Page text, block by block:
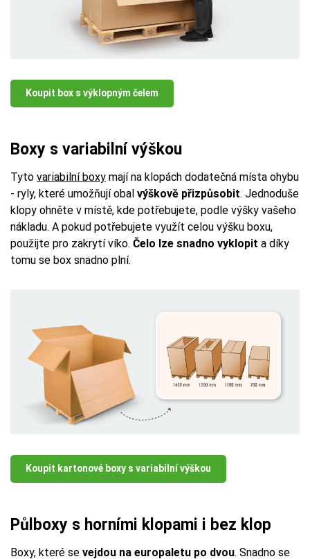
Koupit box s výklopným čelem
Boxy s variabilní výškou
Tyto variabilní boxy mají na klopách dodatečná místa ohybu
- ryly, které umožňují obal výškově přizpůsobit. Jednoduše
klopy ohněte v místě, kde potřebujete, podle výšky vašeho
nákladu. A pokud potřebujete využít celou výšku boxu,
použijte pro zakrytí víko. Čelo lze snadno vyklopit a díky
tomu se box snadno plní.
Koupit kartonové boxy s variabilní výškou
Půlboxy s horními klopami i bez klop
Boxy, které se vejdou na europaletu po dvou. Snadno se